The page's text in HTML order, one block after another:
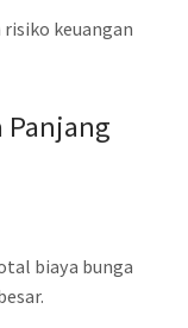
keuangan
Panjang
biaya bunga